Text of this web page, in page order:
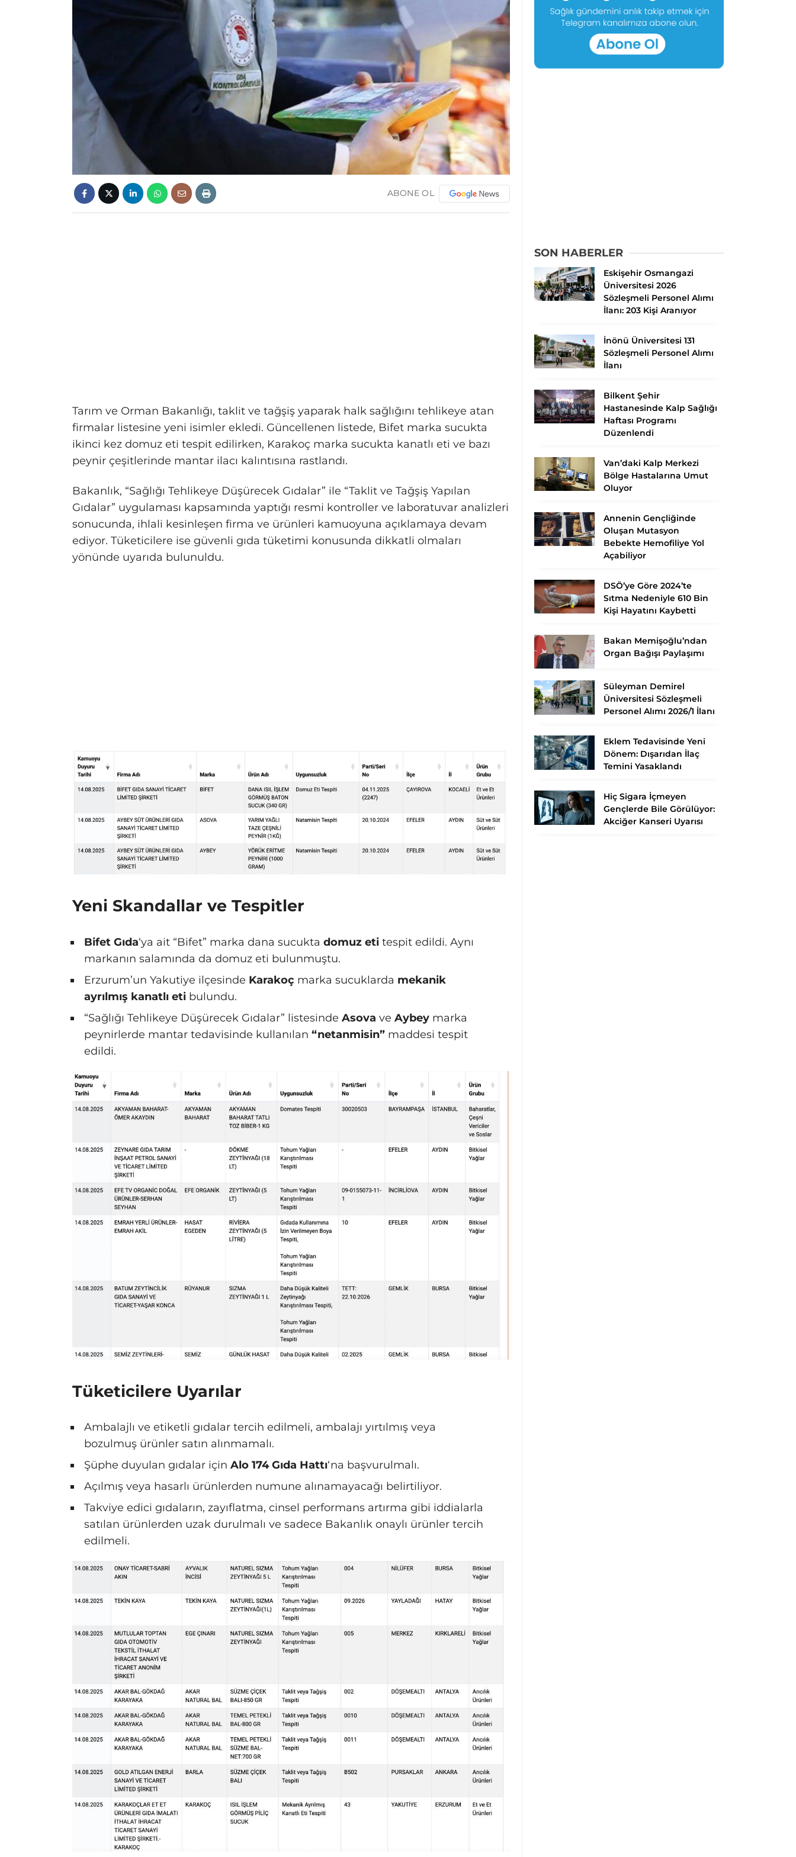
ABONE OL
Tarım ve Orman Bakanlığı, taklit ve tağşiş yaparak halk sağlığını tehlikeye atan
firmalar listesine yeni isimler ekledi. Güncellenen listede, Bifet marka sucukta
ikinci kez domuz eti tespit edilirken, Karakoç marka sucukta kanatlı eti ve bazı
peynir çeşitlerinde mantar ilacı kalıntısına rastlandı.
Bakanlık, “Sağlığı Tehlikeye Düşürecek Gıdalar” ile “Taklit ve Tağşiş Yapılan
Gıdalar” uygulaması kapsamında yaptığı resmi kontroller ve laboratuvar analizleri
sonucunda, ihlali kesinleşen firma ve ürünleri kamuoyuna açıklamaya devam
ediyor. Tüketicilere ise güvenli gıda tüketimi konusunda dikkatli olmaları
yönünde uyarıda bulunuldu.
Yeni Skandallar ve Tespitler
Bifet Gıda‘ya ait “Bifet” marka dana sucukta domuz eti tespit edildi. Aynı
markanın salamında da domuz eti bulunmuştu.
Erzurum’un Yakutiye ilçesinde Karakoç marka sucuklarda mekanik
ayrılmış kanatlı eti bulundu.
“Sağlığı Tehlikeye Düşürecek Gıdalar” listesinde Asova ve Aybey marka
peynirlerde mantar tedavisinde kullanılan “netanmisin” maddesi tespit
edildi.
Tüketicilere Uyarılar
Ambalajlı ve etiketli gıdalar tercih edilmeli, ambalajı yırtılmış veya
bozulmuş ürünler satın alınmamalı.
Şüphe duyulan gıdalar için Alo 174 Gıda Hattı‘na başvurulmalı.
Açılmış veya hasarlı ürünlerden numune alınamayacağı belirtiliyor.
Takviye edici gıdaların, zayıflatma, cinsel performans artırma gibi iddialarla
satılan ürünlerden uzak durulmalı ve sadece Bakanlık onaylı ürünler tercih
edilmeli.
SON HABERLER
Eskişehir Osmangazi
Üniversitesi 2026
Sözleşmeli Personel Alımı
İlanı: 203 Kişi Aranıyor
İnönü Üniversitesi 131
Sözleşmeli Personel Alımı
İlanı
Bilkent Şehir
Hastanesinde Kalp Sağlığı
Haftası Programı
Düzenlendi
Van’daki Kalp Merkezi
Bölge Hastalarına Umut
Oluyor
Annenin Gençliğinde
Oluşan Mutasyon
Bebekte Hemofiliye Yol
Açabiliyor
DSÖ’ye Göre 2024’te
Sıtma Nedeniyle 610 Bin
Kişi Hayatını Kaybetti
Bakan Memişoğlu’ndan
Organ Bağışı Paylaşımı
Süleyman Demirel
Üniversitesi Sözleşmeli
Personel Alımı 2026/1 İlanı
Eklem Tedavisinde Yeni
Dönem: Dışarıdan İlaç
Temini Yasaklandı
Hiç Sigara İçmeyen
Gençlerde Bile Görülüyor:
Akciğer Kanseri Uyarısı